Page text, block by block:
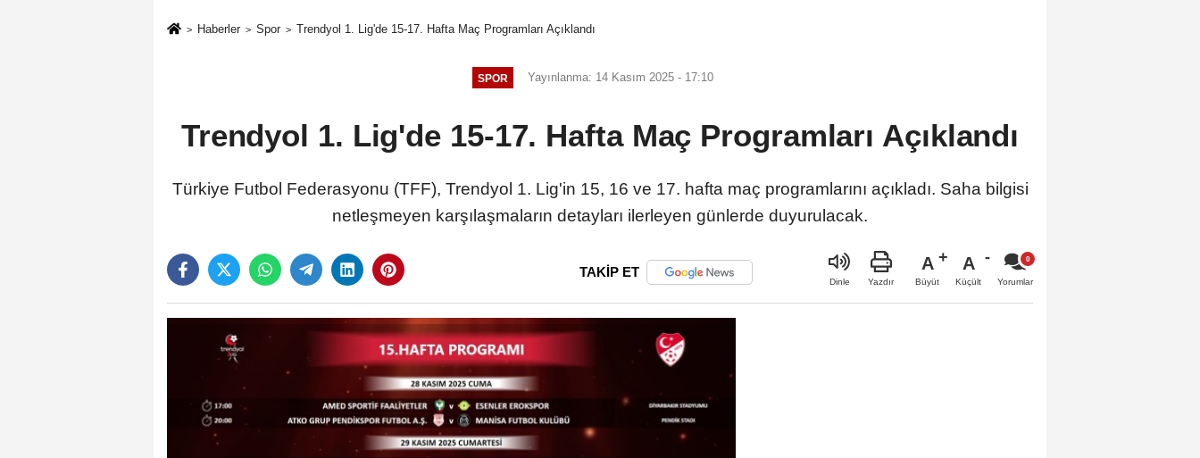
Haberler Spor Trendyol 1. Lig'de 15-17. Hafta Maç Programları Açıklandı
SPOR Yayınlanma: 14 Kasım 2025 - 17:10
Trendyol 1. Lig'de 15-17. Hafta Maç Programları Açıklandı
Türkiye Futbol Federasyonu (TFF), Trendyol 1. Lig'in 15, 16 ve 17. hafta maç programlarını açıkladı. Saha bilgisi
netleşmeyen karşılaşmaların detayları ilerleyen günlerde duyurulacak.
TAKİP ET
Dinle Yazdır
A
Büyüt
A
Küçült Yorumlar